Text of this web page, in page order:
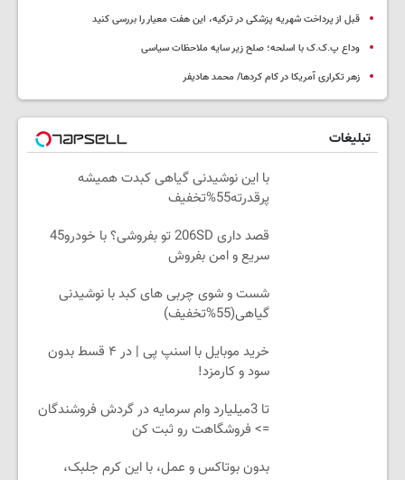
قبل از پرداخت شهریه پزشکی در ترکیه، این هفت معیار را بررسی کنید
وداع پ.ک.ک با اسلحه؛ صلح زیر سایه ملاحظات سیاسی
زهر تکراری آمریکا در کام کردها/ محمد هادیفر
تبلیغات
با این نوشیدنی گیاهی کبدت همیشه
پرقدرته55%تخفیف
قصد داری 206SD تو بفروشی؟ با خودرو45
سریع و امن بفروش
شست و شوی چربی های کبد با نوشیدنی
گیاهی(55%تخفیف)
خرید موبایل با اسنپ پی | در ۴ قسط بدون
سود و کارمزد!
تا 3میلیارد وام سرمایه در گردش فروشندگان
=> فروشگاهت رو ثبت کن
بدون بوتاکس و عمل، با این کرم جلبک،